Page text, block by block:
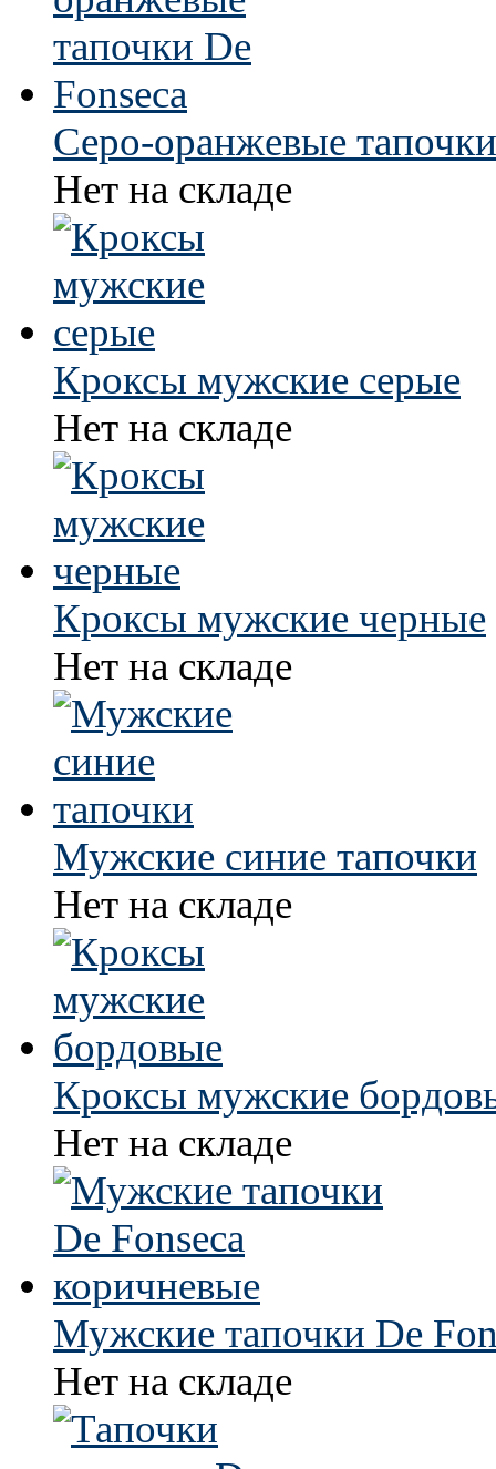
Серо-оранжевые
Нет на складе
Кроксы мужские серые
Нет на складе
Кроксы мужские черные
Нет на складе
Мужские синие тапочки
Нет на складе
Кроксы мужские
Нет на складе
Мужские тапочки De
Нет на складе